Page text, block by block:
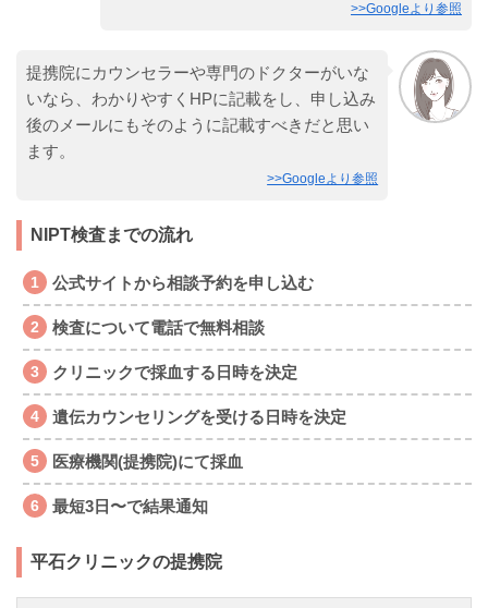
>>Googleより参照
提携院にカウンセラーや専門のドクターがいな
いなら、わかりやすくHPに記載をし、申し込み
後のメールにもそのように記載すべきだと思い
ます。
>>Googleより参照
NIPT検査までの流れ
公式サイトから相談予約を申し込む
検査について電話で無料相談
クリニックで採血する日時を決定
遺伝カウンセリングを受ける日時を決定
医療機関(提携院)にて採血
最短3日〜で結果通知
平石クリニックの提携院